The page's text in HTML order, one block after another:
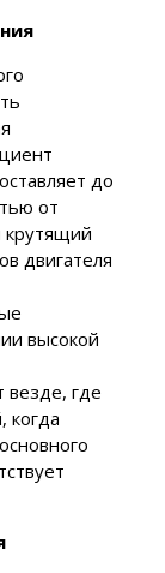
до
от
крутящий
двигателя
высокой
где
когда